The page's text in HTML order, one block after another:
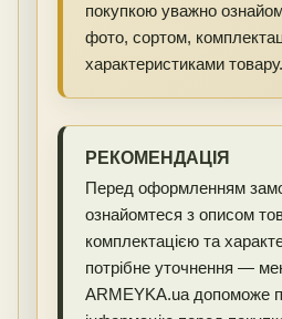
покупкою уважно
фото, сортом,
характеристиками товару.
РЕКОМЕНДАЦІЯ
Перед оформленням
ознайомтеся з описом
комплектацією та
потрібне уточнення —
ARMEYKA.ua допоможе